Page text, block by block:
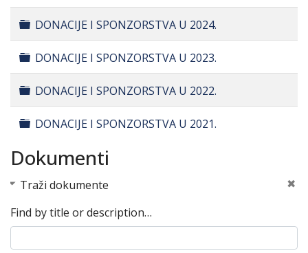
Folder
DONACIJE I SPONZORSTVA U 2024.
Folder
DONACIJE I SPONZORSTVA U 2023.
Folder
DONACIJE I SPONZORSTVA U 2022.
Folder
DONACIJE I SPONZORSTVA U 2021.
Dokumenti
Traži dokumente
Find by title or description…